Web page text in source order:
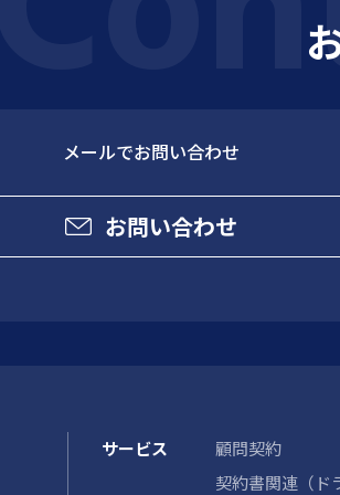
メールでお問い合わせ
お問い合わせ
サービス
顧問契約
契約書関連（ド